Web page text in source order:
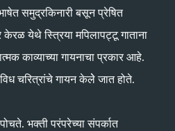
समुद्रकिनारी बसून प्रेषित
येथे स्त्रिया मपिलापट्टू गाताना
काव्याच्या गायनाचा प्रकार आहे.
चरित्रांचे गायन केलेे जात होते.
भक्ती परंपरेच्या संपर्कात